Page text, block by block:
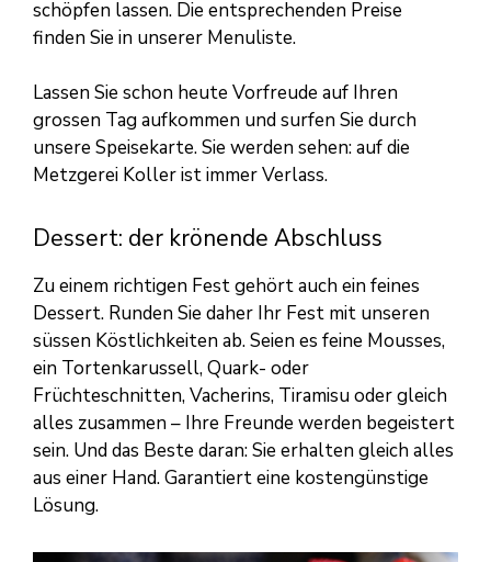
schöpfen lassen. Die entsprechenden Preise
finden Sie in unserer Menuliste.
Lassen Sie schon heute Vorfreude auf Ihren
grossen Tag aufkommen und surfen Sie durch
unsere Speisekarte. Sie werden sehen: auf die
Metzgerei Koller ist immer Verlass.
Dessert: der krönende Abschluss
Zu einem richtigen Fest gehört auch ein feines
Dessert. Runden Sie daher Ihr Fest mit unseren
süssen Köstlichkeiten ab. Seien es feine Mousses,
ein Tortenkarussell, Quark- oder
Früchteschnitten, Vacherins, Tiramisu oder gleich
alles zusammen – Ihre Freunde werden begeistert
sein. Und das Beste daran: Sie erhalten gleich alles
aus einer Hand. Garantiert eine kostengünstige
Lösung.